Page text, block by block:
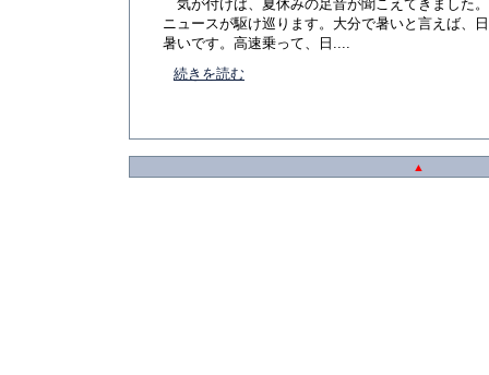
気が付けば、夏休みの足音が聞こえてきました
ニュースが駆け巡ります。大分で暑いと言えば、
暑いです。高速乗って、日....
続きを読む
▲